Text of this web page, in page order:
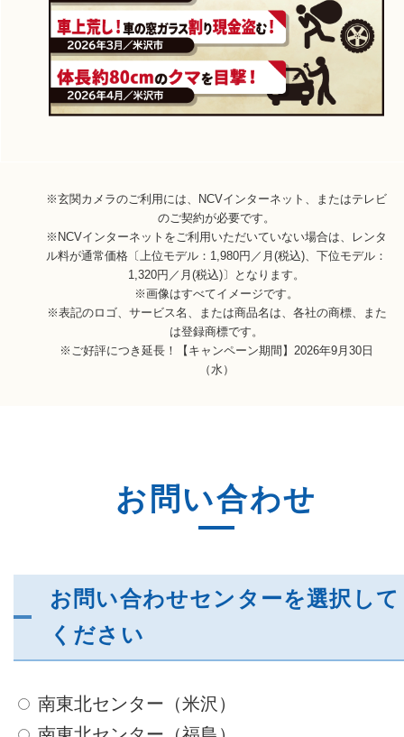
※玄関カメラのご利用には、NCVインターネット、またはテレビ
のご契約が必要です。
※NCVインターネットをご利用いただいていない場合は、レンタ
ル料が通常価格〔上位モデル：1,980円／月(税込)、下位モデル：
1,320円／月(税込)〕となります。
※画像はすべてイメージです。
※表記のロゴ、サービス名、または商品名は、各社の商標、また
は登録商標です。
※ご好評につき延長！【キャンペーン期間】2026年9月30日
（水）
お問い合わせ
お問い合わせセンターを選択して
ください
南東北センター（米沢）